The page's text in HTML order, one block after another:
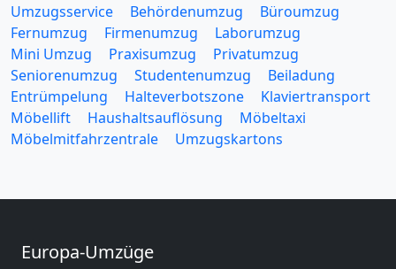
Umzugsservice Behördenumzug
Büroumzug
Fernumzug
Firmenumzug
Laborumzug
Mini Umzug
Praxisumzug
Privatumzug
Seniorenumzug
Studentenumzug
Beiladung
Entrümpelung
Halteverbotszone
Klaviertransport
Möbellift
Haushaltsauflösung
Möbeltaxi
Möbelmitfahrzentrale
Umzugskartons
Europa-Umzüge